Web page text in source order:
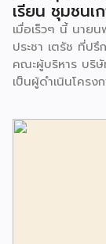
เรียน ชุมชนเ
เมื่อเร็วๆ นี้ นาย
ประชา เตรัช ที่ป
คณะผู้บริหาร บริ
เป็นผู้ดำเนินโคร
มูลฝอยอ่อนนุช เ
ที่เรียนรู้ ศูนย์พัฒน